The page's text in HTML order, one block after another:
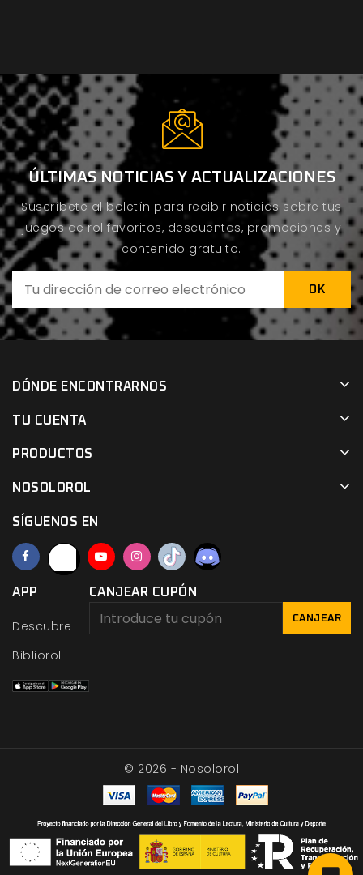
ÚLTIMAS NOTICIAS Y ACTUALIZACIONES
Suscríbete al boletín para recibir noticias sobre tus
juegos de rol favoritos, descuentos, promociones y
contenido gratuito.
DÓNDE ENCONTRARNOS
TU CUENTA
PRODUCTOS
NOSOLOROL
SÍGUENOS EN
APP
Descubre
Bibliorol
CANJEAR CUPÓN
CANJEAR
© 2026 - Nosolorol